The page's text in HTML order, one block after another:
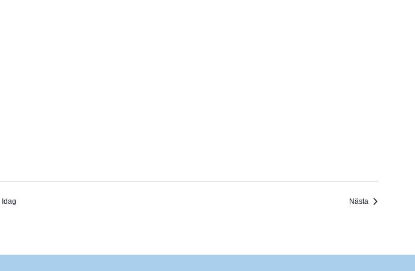
Idag Nästa Evenemang